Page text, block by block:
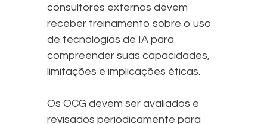
consultores externos devem
receber treinamento sobre o uso
de tecnologias de IA para
compreender suas capacidades,
limitações e implicações éticas.
Os OCG devem ser avaliados e
revisados periodicamente para